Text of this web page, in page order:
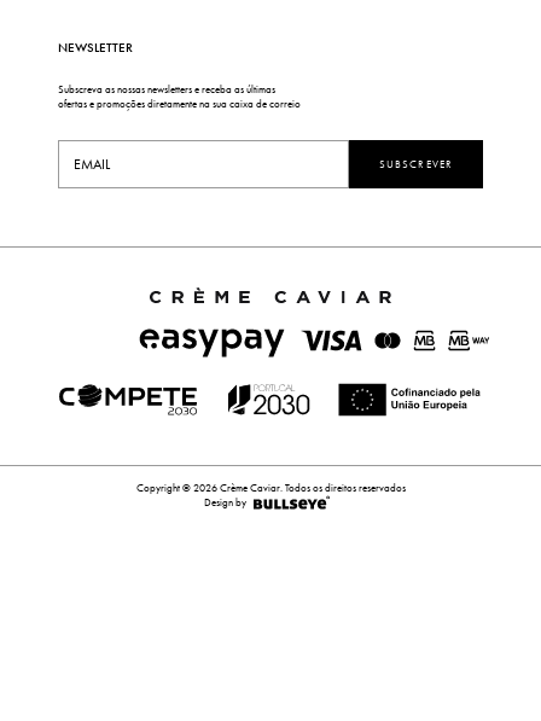
NEWSLETTER
Subscreva as nossas newsletters e receba as últimas
ofertas e promoções diretamente na sua caixa de correio
SUBSCREVER
Copyright © 2026 Crème Caviar. Todos os direitos reservados
Design by